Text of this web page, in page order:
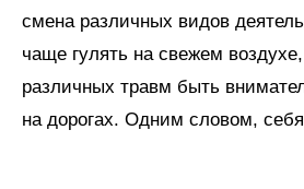
смена различных видов
чаще гулять на свежем
различных травм быть
на дорогах. Одним словом,